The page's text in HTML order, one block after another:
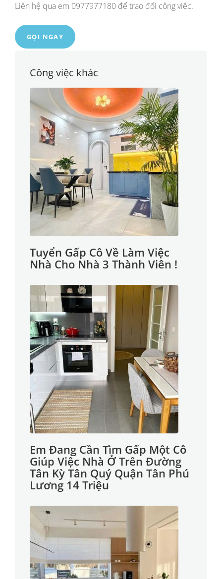
Liên hệ qua em 0977977180 để trao đổi công việc.
GỌI NGAY
Công việc khác
Tuyển Gấp Cô Về Làm Việc
Nhà Cho Nhà 3 Thành Viên !
Em Đang Cần Tìm Gấp Một Cô
Giúp Việc Nhà Ở Trên Đường
Tân Kỳ Tân Quý Quận Tân Phú
Lương 14 Triệu